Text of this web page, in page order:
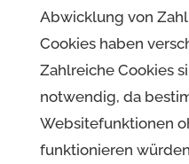
Abwicklung von
Cookies haben
Zahlreiche Cookies
notwendig, da
Websitefunktionen
funktionieren